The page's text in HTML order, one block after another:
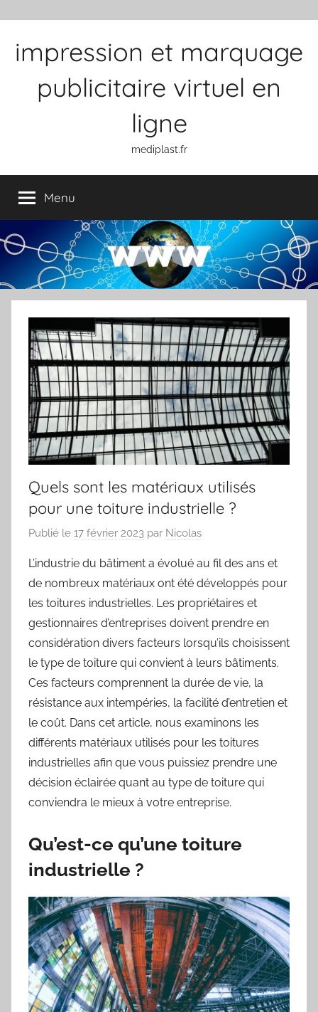
impression et marquage
publicitaire virtuel en
ligne
mediplast.fr
Menu
Quels sont les matériaux utilisés
pour une toiture industrielle ?
Publié le 17 février 2023 par Nicolas
L’industrie du bâtiment a évolué au fil des ans et
de nombreux matériaux ont été développés pour
les toitures industrielles. Les propriétaires et
gestionnaires d’entreprises doivent prendre en
considération divers facteurs lorsqu’ils choisissent
le type de toiture qui convient à leurs bâtiments.
Ces facteurs comprennent la durée de vie, la
résistance aux intempéries, la facilité d’entretien et
le coût. Dans cet article, nous examinons les
différents matériaux utilisés pour les toitures
industrielles afin que vous puissiez prendre une
décision éclairée quant au type de toiture qui
conviendra le mieux à votre entreprise.
Qu’est-ce qu’une toiture
industrielle ?